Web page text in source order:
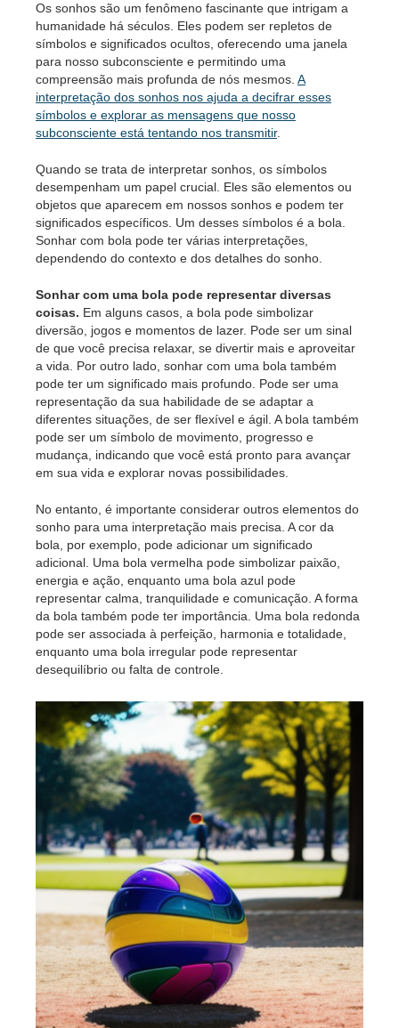
Os sonhos são um fenômeno fascinante que intrigam a
humanidade há séculos. Eles podem ser repletos de
símbolos e significados ocultos, oferecendo uma janela
para nosso subconsciente e permitindo uma
compreensão mais profunda de nós mesmos. A
interpretação dos sonhos nos ajuda a decifrar esses
símbolos e explorar as mensagens que nosso
subconsciente está tentando nos transmitir.
Quando se trata de interpretar sonhos, os símbolos
desempenham um papel crucial. Eles são elementos ou
objetos que aparecem em nossos sonhos e podem ter
significados específicos. Um desses símbolos é a bola.
Sonhar com bola pode ter várias interpretações,
dependendo do contexto e dos detalhes do sonho.
Sonhar com uma bola pode representar diversas
coisas. Em alguns casos, a bola pode simbolizar
diversão, jogos e momentos de lazer. Pode ser um sinal
de que você precisa relaxar, se divertir mais e aproveitar
a vida. Por outro lado, sonhar com uma bola também
pode ter um significado mais profundo. Pode ser uma
representação da sua habilidade de se adaptar a
diferentes situações, de ser flexível e ágil. A bola também
pode ser um símbolo de movimento, progresso e
mudança, indicando que você está pronto para avançar
em sua vida e explorar novas possibilidades.
No entanto, é importante considerar outros elementos do
sonho para uma interpretação mais precisa. A cor da
bola, por exemplo, pode adicionar um significado
adicional. Uma bola vermelha pode simbolizar paixão,
energia e ação, enquanto uma bola azul pode
representar calma, tranquilidade e comunicação. A forma
da bola também pode ter importância. Uma bola redonda
pode ser associada à perfeição, harmonia e totalidade,
enquanto uma bola irregular pode representar
desequilíbrio ou falta de controle.